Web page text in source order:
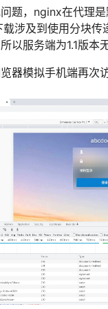
题，nginx在代理
载涉及到使用分块
以服务端为1.1版本
器模拟手机端再次